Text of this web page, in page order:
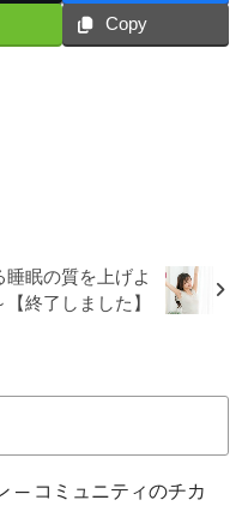
Copy
眠の質を上げよ
【終了しました】
─ コミュニティのチカ